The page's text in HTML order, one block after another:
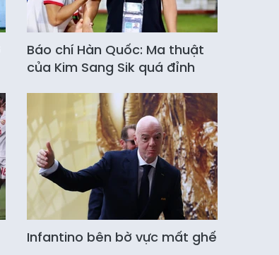
Báo chí Hàn Quốc: Ma thuật
của Kim Sang Sik quá đỉnh
Infantino bên bờ vực mất ghế